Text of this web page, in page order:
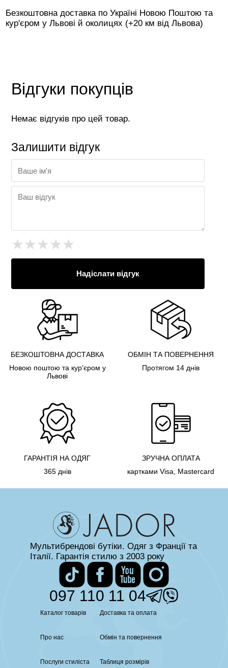
Безкоштовна доставка по Україні Новою Поштою та
кур'єром у Львові й околицях (+20 км від Львова)
Відгуки покупців
Немає відгуків про цей товар.
Залишити відгук
★★★★★
Надіслати відгук
БЕЗКОШТОВНА ДОСТАВКА
Новою поштою та кур'єром у
Львові
ОБМІН ТА ПОВЕРНЕННЯ
Протягом 14 днів
ГАРАНТІЯ НА ОДЯГ
365 днів
ЗРУЧНА ОПЛАТА
картками Visa, Mastercard
Мультибрендові бутіки. Одяг з Франції та
Італії. Гарантія стилю з 2003 року
097 110 11 04
Каталог товарів
Про нас
Послуги стиліста
Доставка та оплата
Обмін та повернення
Таблиця розмірів